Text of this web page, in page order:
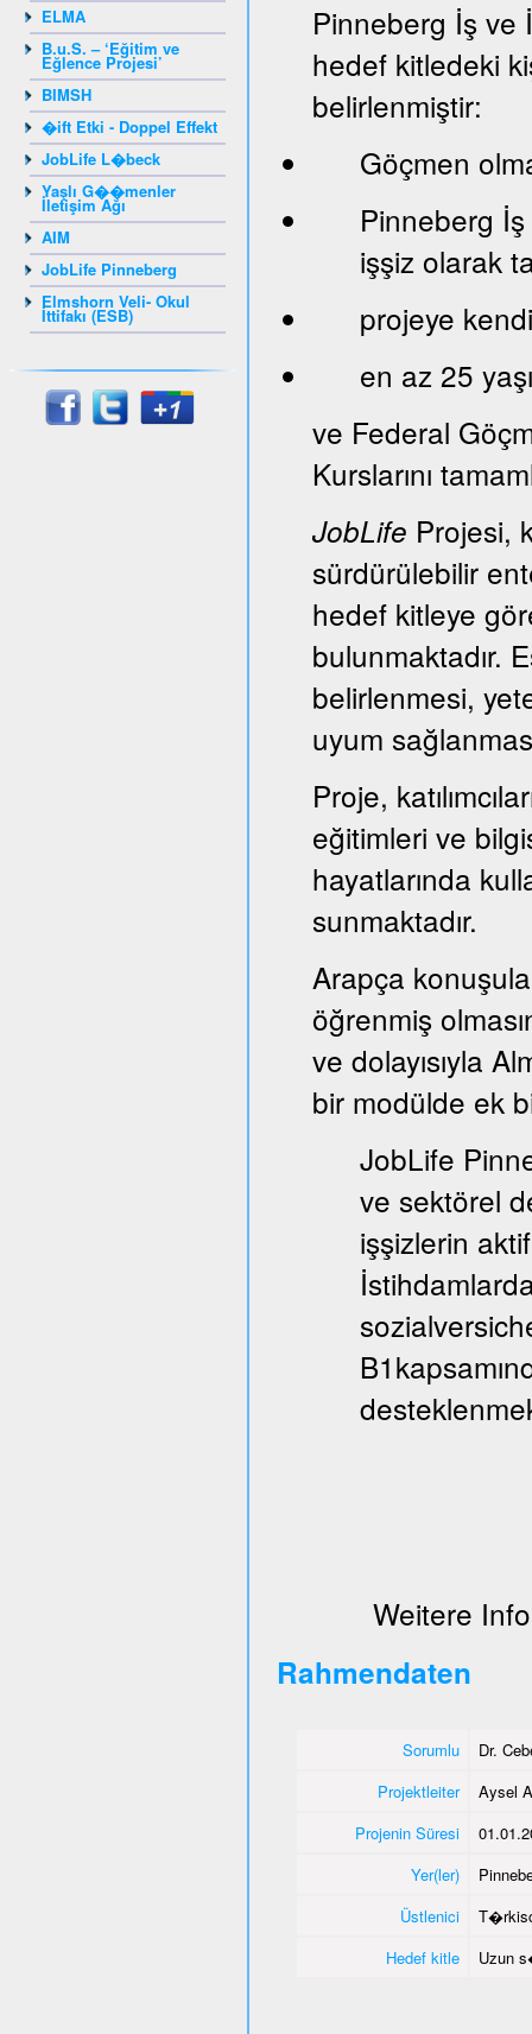
ELMA
B.u.S. – ‘Eğitim ve
Eğlence Projesi’
BIMSH
�ift Etki - Doppel Effekt
JobLife L�beck
Yaşlı G��menler
İletişim Ağı
AIM
JobLife Pinneberg
Elmshorn Veli- Okul
İttifakı (ESB)
Pinneberg İş ve
hedef kitledeki
belirlenmiştir:
Göçmen
Pinneberg
işşiz olarak
projeye
en az 25
ve Federal
Kurslarını
JobLife Projesi,
sürdürülebilir
hedef kitleye
bulunmaktadır.
belirlenmesi,
uyum
Proje,
eğitimleri ve
hayatlarında
sunmaktadır.
Arapça
öğrenmiş
ve dolayısıyla
bir modülde ek
JobLife
ve sektörel
işşizlerin
Weitere
Rahmendaten
Sorumlu
Dr.
Projektleiter
Aysel
Projenin Süresi
Yer(ler)
Üstlenici
Hedef kitle
Uzun